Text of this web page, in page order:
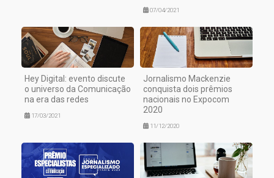
07/04/2021
Hey Digital: evento discute
o universo da Comunicação
na era das redes
17/03/2021
Jornalismo Mackenzie
conquista dois prêmios
nacionais no Expocom
2020
11/12/2020